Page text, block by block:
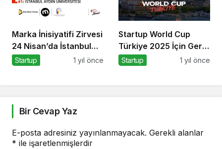
Marka İnisiyatifi Zirvesi
24 Nisan’da İstanbul
Aydın Üniversitesi’nde!
Startup 1 yıl önce
Startup World Cup
Türkiye 2025 İçin Geri
Sayım!
Startup 1 yıl önce
Bir Cevap Yaz
E-posta adresiniz yayınlanmayacak. Gerekli alanlar
* ile işaretlenmişlerdir